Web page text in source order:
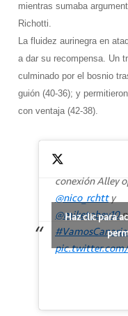
mientras sumaba
Richotti.
La fluidez aurinegra en
a dar su recompensa. Un
culminado por el bosnio
guión (40-36); y
con ventaja (42-38).
conexión Alley
@nico_rchtty
@miketobey10
pic.twitter.com/
Haz clic para